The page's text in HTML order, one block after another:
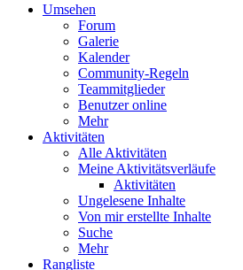
Umsehen
Forum
Galerie
Kalender
Community-Regeln
Teammitglieder
Benutzer online
Mehr
Aktivitäten
Alle Aktivitäten
Meine Aktivitätsverläufe
Aktivitäten
Ungelesene Inhalte
Von mir erstellte Inhalte
Suche
Mehr
Rangliste